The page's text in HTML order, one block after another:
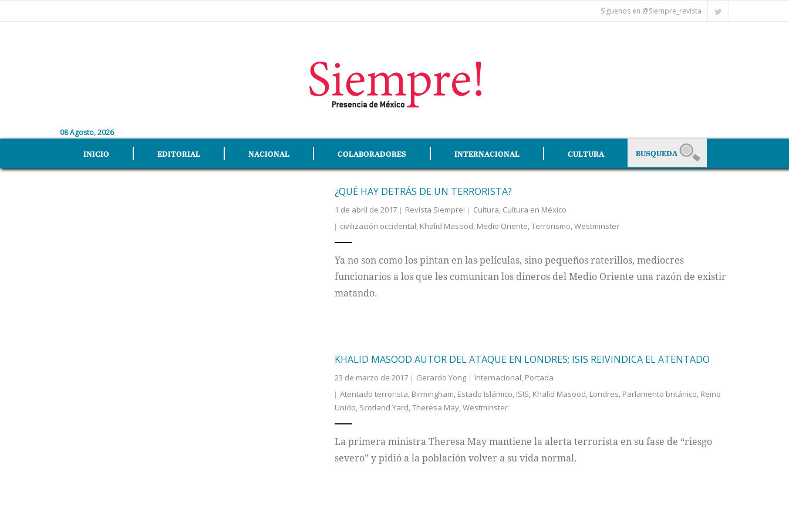
Síguenos en @Siempre_revista
08 Agosto, 2026
INICIO EDITORIAL NACIONAL COLABORADORES INTERNACIONAL CULTURA
¿QUÉ HAY DETRÁS DE UN TERRORISTA?
1 de abril de 2017 Revista Siempre! Cultura, Cultura en México
civilización occidental, Khalid Masood, Medio Oriente,Terrorismo,Westminster
Ya no son como los pintan en las películas, sino pequeños raterillos, mediocres
funcionarios a los que les comunican los dineros del Medio Oriente una razón de existir
matando.
KHALID MASOOD AUTOR DEL ATAQUE EN LONDRES; ISIS REIVINDICA EL ATENTADO
23 de marzo de 2017 Gerardo Yong Internacional, Portada
Atentado terrorista, Birmingham, Estado Islámico, ISIS, Khalid Masood, Londres, Parlamento británico, Reino
Unido, Scotland Yard,Theresa May,Westminster
La primera ministra Theresa May mantiene la alerta terrorista en su fase de “riesgo
severo” y pidió a la población volver a su vida normal.